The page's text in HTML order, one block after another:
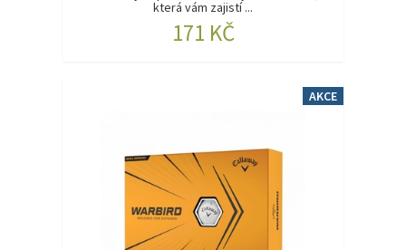
která vám zajistí ...
171 KČ
AKCE